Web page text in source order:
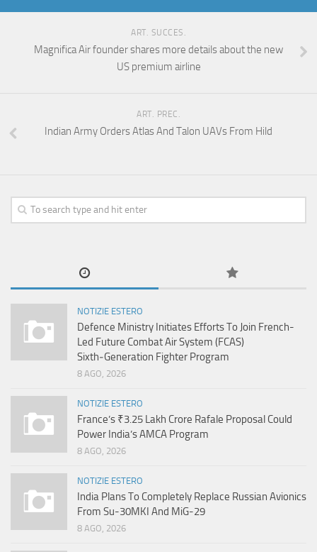
ART. SUCCES.
Magnifica Air founder shares more details about the new
US premium airline
ART. PREC.
Indian Army Orders Atlas And Talon UAVs From Hild
NOTIZIE ESTERO
Defence Ministry Initiates Efforts To Join French-
Led Future Combat Air System (FCAS)
Sixth‑Generation Fighter Program
8 AGO, 2026
NOTIZIE ESTERO
France’s ₹3.25 Lakh Crore Rafale Proposal Could
Power India’s AMCA Program
8 AGO, 2026
NOTIZIE ESTERO
India Plans To Completely Replace Russian Avionics
From Su-30MKI And MiG-29
8 AGO, 2026